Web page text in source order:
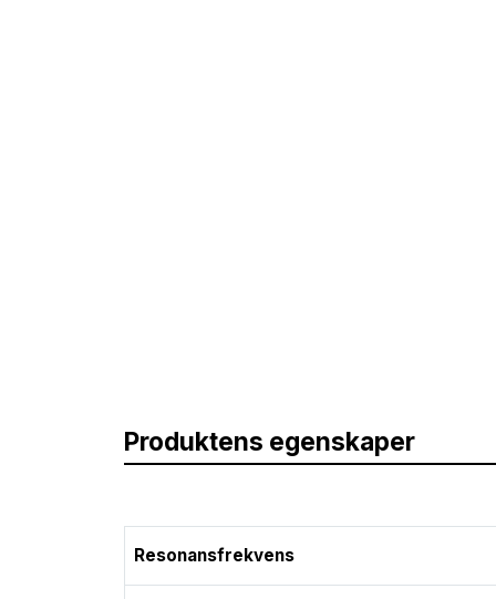
Produktens egenskaper
Resonansfrekvens